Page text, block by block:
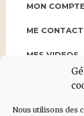
Nous utilisons des
MON COMPTE
ME
MES VIDEOS